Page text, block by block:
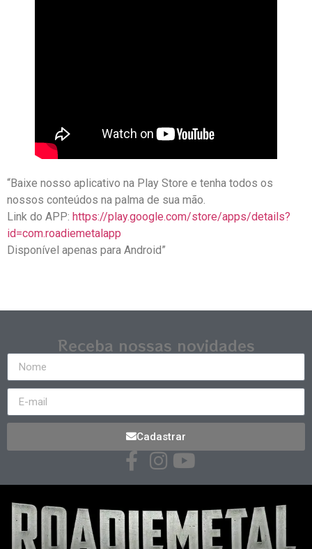
“Baixe nosso aplicativo na Play Store e tenha todos os
nossos conteúdos na palma de sua mão.
Link do APP: https://play.google.com/store/apps/details?
id=com.roadiemetalapp
Disponível apenas para Android”
Receba nossas novidades
Cadastrar